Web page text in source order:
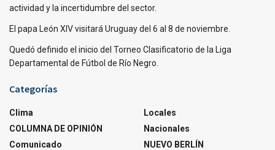
actividad y la incertidumbre del sector.
El papa León XIV visitará Uruguay del 6 al 8 de noviembre.
Quedó definido el inicio del Torneo Clasificatorio de la Liga
Departamental de Fútbol de Río Negro.
Categorías
Clima
COLUMNA DE OPINIÓN
Comunicado
Locales
Nacionales
NUEVO BERLÍN